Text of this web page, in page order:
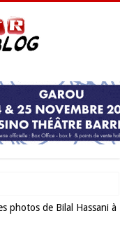
incontournable de
photos de Bilal Hassani à